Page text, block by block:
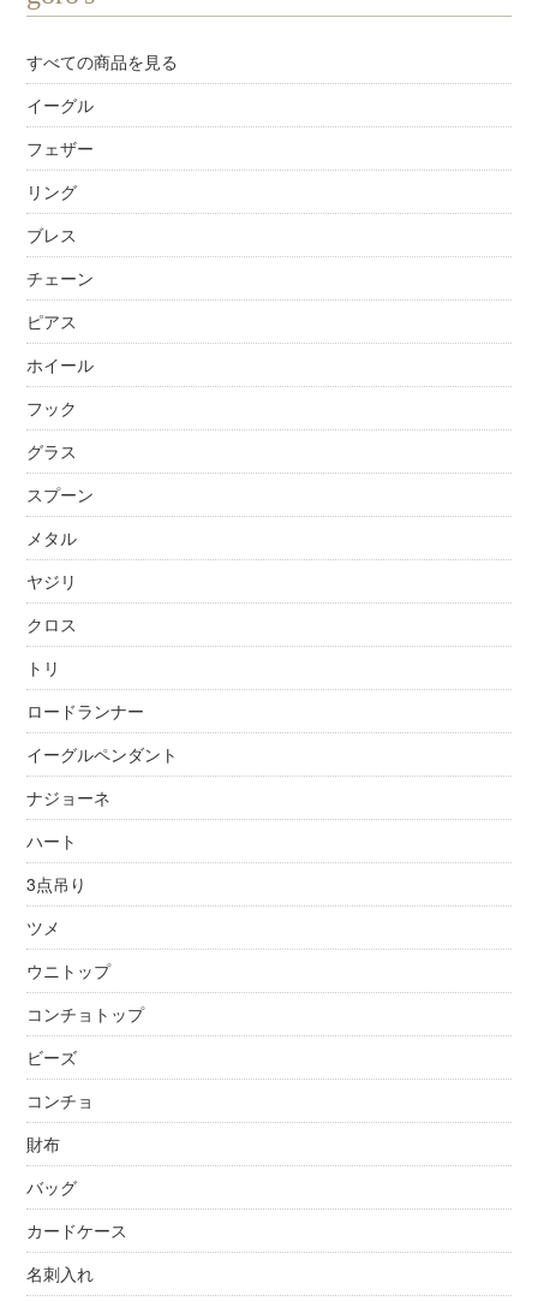
すべての商品を見る
イーグル
フェザー
リング
ブレス
チェーン
ピアス
ホイール
フック
グラス
スプーン
メタル
ヤジリ
クロス
トリ
ロードランナー
イーグルペンダント
ナジョーネ
ハート
3点吊り
ツメ
ウニトップ
コンチョトップ
ビーズ
コンチョ
財布
バッグ
カードケース
名刺入れ